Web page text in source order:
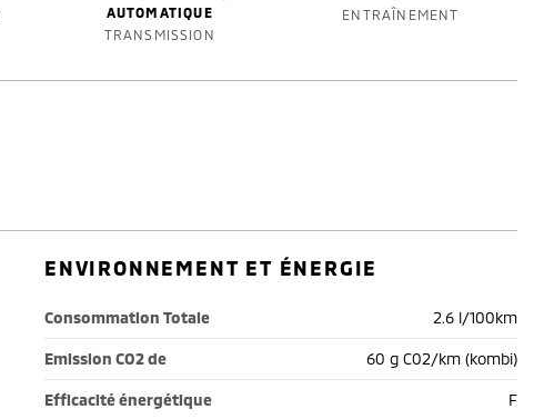
AUTOMATIQUE
TRANSMISSION
ENTRAÎNEMENT
ENVIRONNEMENT ET ÉNERGIE
Consommation Totale 2.6 l/100km
Emission CO2 de 60 g C02/km (kombi)
Efficacité énergétique F